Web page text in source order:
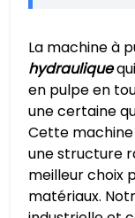
La machine à
hydraulique
en pulpe en
une certaine
Cette
une structure
meilleur choix
matériaux.